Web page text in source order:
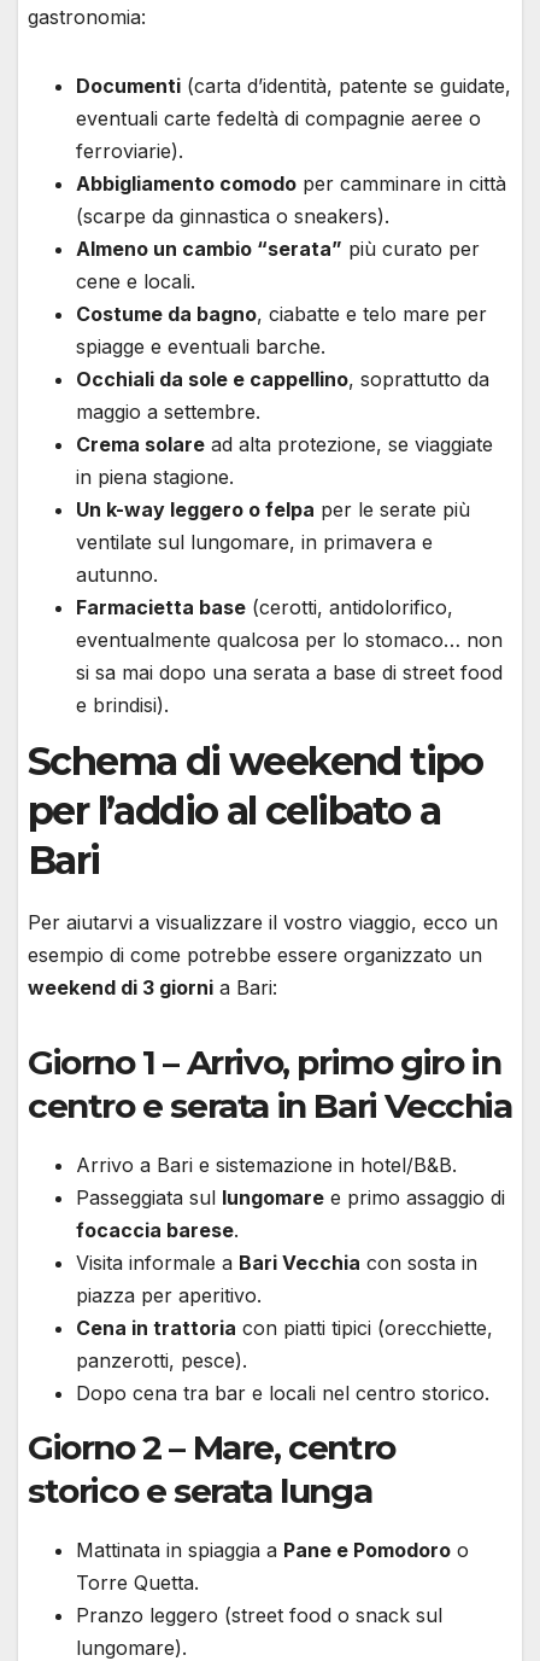
gastronomia:
Documenti (carta d’identità, patente se guidate,
eventuali carte fedeltà di compagnie aeree o
ferroviarie).
Abbigliamento comodo per camminare in città
(scarpe da ginnastica o sneakers).
Almeno un cambio “serata” più curato per
cene e locali.
Costume da bagno, ciabatte e telo mare per
spiagge e eventuali barche.
Occhiali da sole e cappellino, soprattutto da
maggio a settembre.
Crema solare ad alta protezione, se viaggiate
in piena stagione.
Un k-way leggero o felpa per le serate più
ventilate sul lungomare, in primavera e
autunno.
Farmacietta base (cerotti, antidolorifico,
eventualmente qualcosa per lo stomaco… non
si sa mai dopo una serata a base di street food
e brindisi).
Schema di weekend tipo
per l’addio al celibato a
Bari
Per aiutarvi a visualizzare il vostro viaggio, ecco un
esempio di come potrebbe essere organizzato un
weekend di 3 giorni a Bari:
Giorno 1 – Arrivo, primo giro in
centro e serata in Bari Vecchia
Arrivo a Bari e sistemazione in hotel/B&B.
Passeggiata sul lungomare e primo assaggio di
focaccia barese.
Visita informale a Bari Vecchia con sosta in
piazza per aperitivo.
Cena in trattoria con piatti tipici (orecchiette,
panzerotti, pesce).
Dopo cena tra bar e locali nel centro storico.
Giorno 2 – Mare, centro
storico e serata lunga
Mattinata in spiaggia a Pane e Pomodoro o
Torre Quetta.
Pranzo leggero (street food o snack sul
lungomare).